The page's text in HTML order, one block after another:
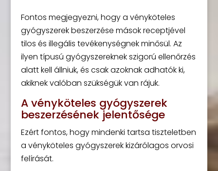
Fontos megjegyezni, hogy a vényköteles
gyógyszerek beszerzése mások receptjével
tilos és illegális tevékenységnek minősül. Az
ilyen típusú gyógyszereknek szigorú ellenőrzés
alatt kell állniuk, és csak azoknak adhatók ki,
akiknek valóban szükségük van rájuk.
A vényköteles gyógyszerek
beszerzésének jelentősége
Ezért fontos, hogy mindenki tartsa tiszteletben
a vényköteles gyógyszerek kizárólagos orvosi
felírását.